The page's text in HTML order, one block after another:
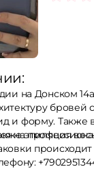
на Донском
и форму. Также
эпиляция
на